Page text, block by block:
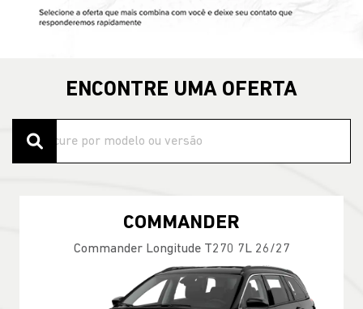
ENCONTRE UMA OFERTA
COMMANDER
Commander Longitude T270 7L 26/27